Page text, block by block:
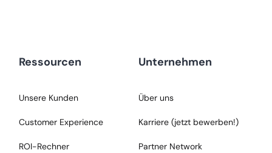
Ressourcen
Unsere Kunden
Customer Experience
ROI-Rechner
Unternehmen
Über uns
Karriere (jetzt bewerben!)
Partner Network